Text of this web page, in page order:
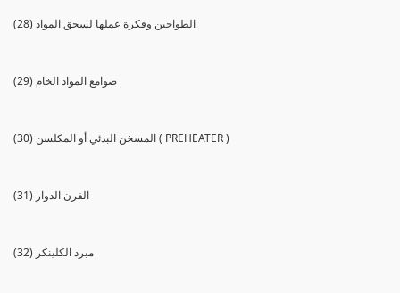
(28) الطواحين وفكرة عملها لسحق المواد
(29) صوامع المواد الخام
(30) المسخن البدئي أو المكلسن ( PREHEATER )
(31) الفرن الدوار
(32) مبرد الكلينكر